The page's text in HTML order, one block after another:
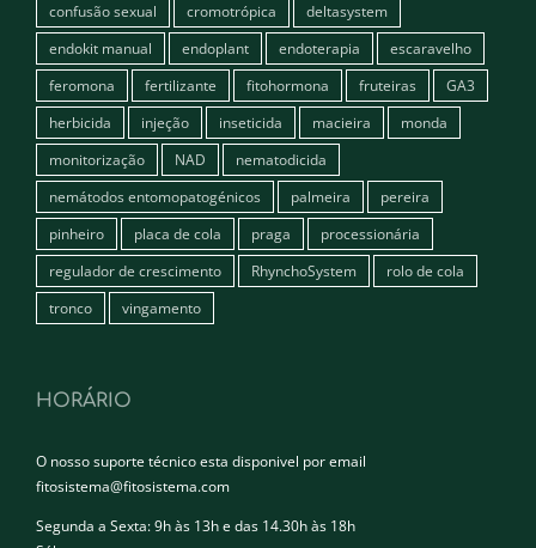
confusão sexual
cromotrópica
deltasystem
endokit manual
endoplant endoterapia
escaravelho
feromona
fertilizante fitohormona fruteiras
GA3
herbicida
injeção inseticida macieira
monda
monitorização
NAD
nematodicida
nemátodos entomopatogénicos
palmeira
pereira
pinheiro
placa de cola praga
processionária
regulador de crescimento
RhynchoSystem
rolo de cola
tronco
vingamento
HORÁRIO
O nosso suporte técnico esta disponivel por email
fitosistema@fitosistema.com
Segunda a Sexta: 9h às 13h e das 14.30h às 18h